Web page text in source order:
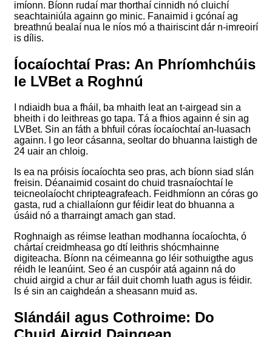
imíonn. Bíonn rudaí mar thorthaí cinnidh nó cluichí
seachtainiúla againn go minic. Fanaimid i gcónaí ag
breathnú bealaí nua le níos mó a thairiscint dár n-imreoirí
is dílis.
Íocaíochtaí Pras: An Phríomhchúis
le LVBet a Roghnú
I ndiaidh bua a fháil, ba mhaith leat an t-airgead sin a
bheith i do leithreas go tapa. Tá a fhios againn é sin ag
LVBet. Sin an fáth a bhfuil córas íocaíochtaí an-luasach
againn. I go leor cásanna, seoltar do bhuanna laistigh de
24 uair an chloig.
Is ea na próisis íocaíochta seo pras, ach bíonn siad slán
freisin. Déanaimid cosaint do chuid trasnaíochtaí le
teicneolaíocht chripteagrafeach. Feidhmíonn an córas go
gasta, rud a chiallaíonn gur féidir leat do bhuanna a
úsáid nó a tharraingt amach gan stad.
Roghnaigh as réimse leathan modhanna íocaíochta, ó
chártaí creidmheasa go dtí leithris shócmhainne
digiteacha. Bíonn na céimeanna go léir sothuigthe agus
réidh le leanúint. Seo é an cuspóir atá againn ná do
chuid airgid a chur ar fáil duit chomh luath agus is féidir.
Is é sin an caighdeán a sheasann muid as.
Slándáil agus Cothroime: Do